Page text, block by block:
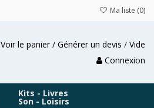
Ma liste (0)
Voir le panier / Générer un devis / Vide
Connexion
Kits - Livres
Son - Loisirs